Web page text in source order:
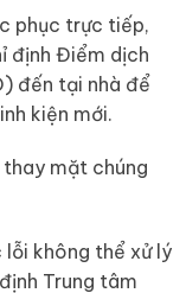
phục trực tiếp,
định Điểm dịch
đến tại nhà để
kiện mới.
mặt chúng
lỗi không thể xử lý
Trung tâm